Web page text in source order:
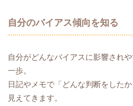
自分のバイアス傾向を知る
自分がどんなバイアスに影響され
一歩。
日記やメモで「どんな判断をした
見えてきます。